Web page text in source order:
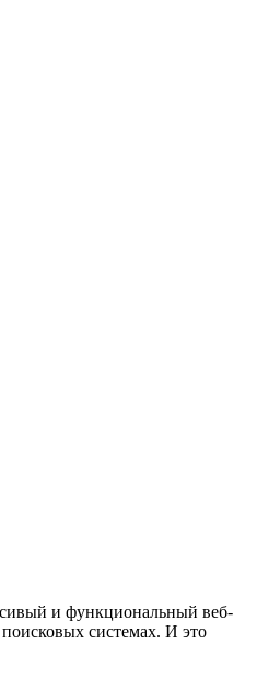
и функциональный веб-
системах. И это